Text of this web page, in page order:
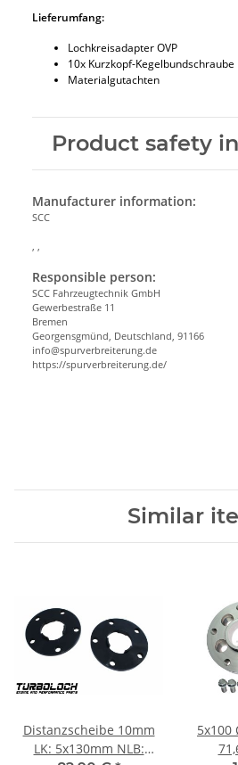
Lieferumfang:
Lochkreisadapter OVP
10x Kurzkopf-Kegelbundschraube
Materialgutachten
Product safety
Manufacturer information:
SCC
Responsible person:
SCC Fahrzeugtechnik GmbH
Gewerbestraße 11
Bremen
Georgensgmünd, Deutschland, 91166
info@spurverbreiterung.de
https://spurverbreiterung.de/
Similar
Distanzscheibe 10mm
LK: 5x130mm NLB:
5x100 Ø
71,6 25mm